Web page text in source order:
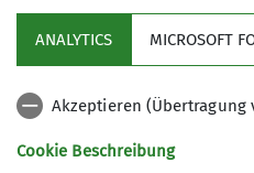
Medien
Partner
ANALYTICS MICROSOFT
Akzeptieren (Übertragung
Cookie Beschreibung